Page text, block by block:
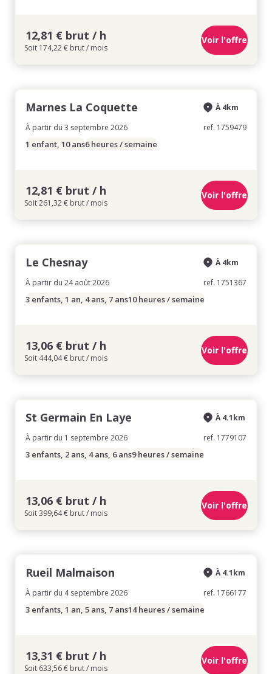
12,81 € brut / h
Soit 174,22 € brut / mois
Voir l'offre
Marnes La Coquette
À partir du 3 septembre 2026
À 4km
ref. 1759479
1 enfant, 10 ans6 heures / semaine
12,81 € brut / h
Soit 261,32 € brut / mois
Voir l'offre
Le Chesnay
À partir du 24 août 2026
À 4km
ref. 1751367
3 enfants, 1 an, 4 ans, 7 ans10 heures / semaine
13,06 € brut / h
Soit 444,04 € brut / mois
Voir l'offre
St Germain En Laye
À partir du 1 septembre 2026
À 4.1km
ref. 1779107
3 enfants, 2 ans, 4 ans, 6 ans9 heures / semaine
13,06 € brut / h
Soit 399,64 € brut / mois
Voir l'offre
Rueil Malmaison
À partir du 4 septembre 2026
À 4.1km
ref. 1766177
3 enfants, 1 an, 5 ans, 7 ans14 heures / semaine
13,31 € brut / h
Soit 633,56 € brut / mois
Voir l'offre